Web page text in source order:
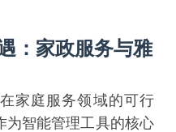
：家政服务与雅
家庭服务领域的可行
为智能管理工具的核心